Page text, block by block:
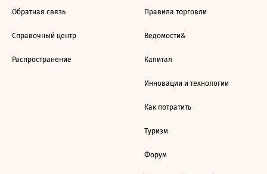
Обратная связь
Справочный центр
Распространение
Правила торговли
Ведомости&
Капитал
Инновации и технологии
Как потратить
Туризм
Форум